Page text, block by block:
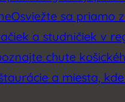
Osviežte sa priamo
a studničiek v
chute
a miesta,